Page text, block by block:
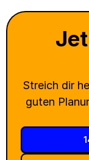
Streich dir
guten